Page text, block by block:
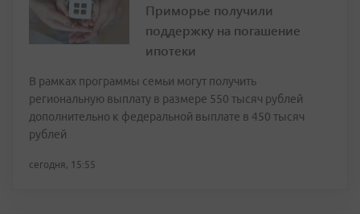
Приморье получили
поддержку на погашение
ипотеки
В рамках программы семьи могут получить
региональную выплату в размере 550 тысяч рублей
дополнительно к федеральной выплате в 450 тысяч
рублей
сегодня, 15:55